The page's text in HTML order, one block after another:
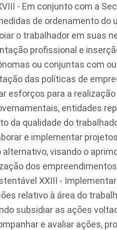
- Em conjunto com a
de ordenamento
o trabalhador em suas
profissional e
ou conjuntas com
das políticas de
esforços para a
entidades
da qualidade do
e implementar
visando o
dos
XXIII -
relativo à área do
subsidiar as ações
e avaliar ações,